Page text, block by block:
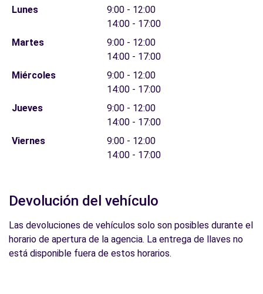
Lunes
9:00 - 12:00
14:00 - 17:00
Martes
9:00 - 12:00
14:00 - 17:00
Miércoles
9:00 - 12:00
14:00 - 17:00
Jueves
9:00 - 12:00
14:00 - 17:00
Viernes
9:00 - 12:00
14:00 - 17:00
Devolución del vehículo
Las devoluciones de vehículos solo son posibles durante el
horario de apertura de la agencia. La entrega de llaves no
está disponible fuera de estos horarios.